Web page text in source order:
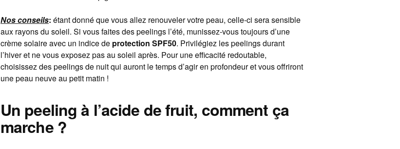
Nos conseils: étant donné que vous allez renouveler votre peau, celle-ci sera sensible
aux rayons du soleil. Si vous faites des peelings l’été, munissez-vous toujours d’une
crème solaire avec un indice de protection SPF50. Privilégiez les peelings durant
l’hiver et ne vous exposez pas au soleil après. Pour une efficacité redoutable,
choisissez des peelings de nuit qui auront le temps d’agir en profondeur et vous offriront
une peau neuve au petit matin !
Un peeling à l’acide de fruit, comment ça
marche ?